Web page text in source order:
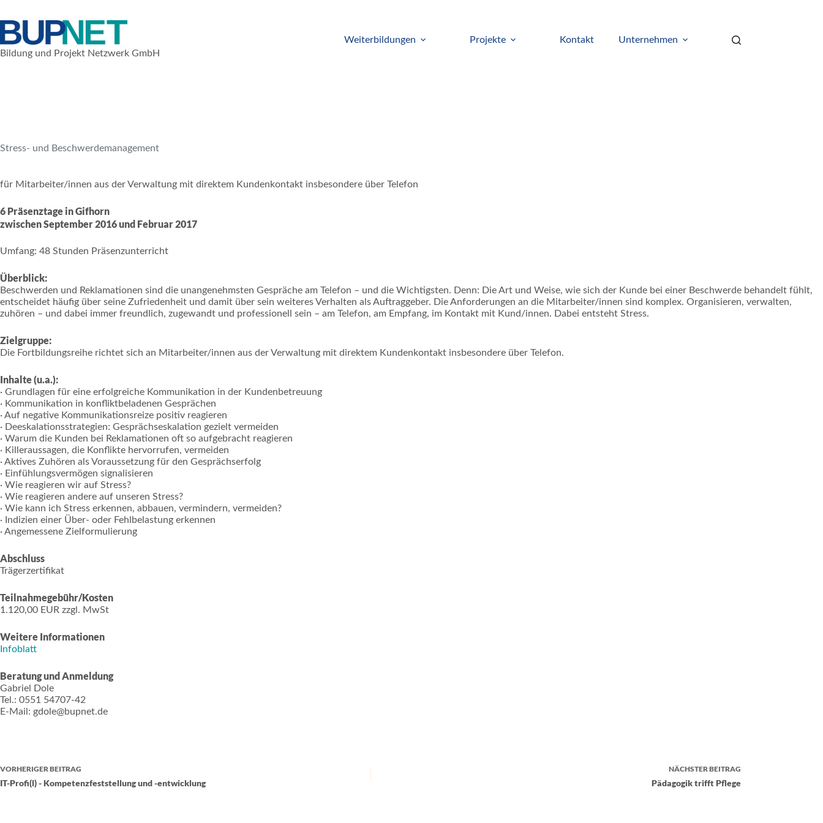
springen
Bildung und Projekt Netzwerk GmbH
Weiterbildungen Projekte Kontakt Unternehmen
Stress- und Beschwerdemanagement
für Mitarbeiter/innen aus der Verwaltung mit direktem Kundenkontakt insbesondere über Telefon
6 Präsenztage in Gifhorn
zwischen September 2016 und Februar 2017
Umfang: 48 Stunden Präsenzunterricht
Überblick:
Beschwerden und Reklamationen sind die unangenehmsten Gespräche am Telefon – und die Wichtigsten. Denn: Die Art und Weise, wie sich der Kunde bei einer Beschwerde behandelt fühlt,
entscheidet häufig über seine Zufriedenheit und damit über sein weiteres Verhalten als Auftraggeber. Die Anforderungen an die Mitarbeiter/innen sind komplex. Organisieren, verwalten,
zuhören – und dabei immer freundlich, zugewandt und professionell sein – am Telefon, am Empfang, im Kontakt mit Kund/innen. Dabei entsteht Stress.
Zielgruppe:
Die Fortbildungsreihe richtet sich an Mitarbeiter/innen aus der Verwaltung mit direktem Kundenkontakt insbesondere über Telefon.
Inhalte (u.a.):
· Grundlagen für eine erfolgreiche Kommunikation in der Kundenbetreuung
· Kommunikation in konfliktbeladenen Gesprächen
· Auf negative Kommunikationsreize positiv reagieren
· Deeskalationsstrategien: Gesprächseskalation gezielt vermeiden
· Warum die Kunden bei Reklamationen oft so aufgebracht reagieren
· Killeraussagen, die Konflikte hervorrufen, vermeiden
· Aktives Zuhören als Voraussetzung für den Gesprächserfolg
· Einfühlungsvermögen signalisieren
· Wie reagieren wir auf Stress?
· Wie reagieren andere auf unseren Stress?
· Wie kann ich Stress erkennen, abbauen, vermindern, vermeiden?
· Indizien einer Über- oder Fehlbelastung erkennen
· Angemessene Zielformulierung
Abschluss
Trägerzertifikat
Teilnahmegebühr/Kosten
1.120,00 EUR zzgl. MwSt
Weitere Informationen
Infoblatt
Beratung und Anmeldung
Gabriel Dole
Tel.: 0551 54707-42
E-Mail: gdole@bupnet.de
VORHERIGERBEITRAG
IT-Profi(l) - Kompetenzfeststellung und -entwicklung
NÄCHSTERBEITRAG
Pädagogik trifft Pflege